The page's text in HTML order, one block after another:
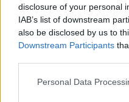
disclosure of your personal
IAB’s list of downstream
also be disclosed by us to
Downstream Participants
Please note that this
Personal Data
malaccsászárját
fűszeres
burgonyával, melyet
aranybarnára sütnek,
rendelhető füstölt